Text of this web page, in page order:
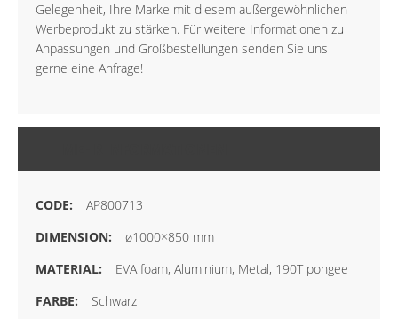
Gelegenheit, Ihre Marke mit diesem außergewöhnlichen
Werbeprodukt zu stärken. Für weitere Informationen zu
Anpassungen und Großbestellungen senden Sie uns
gerne eine Anfrage!
AP800713
ø1000×850 mm
EVA foam, Aluminium, Metal, 190T pongee
Schwarz